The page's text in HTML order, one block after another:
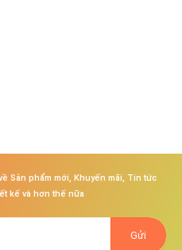
Sản phẩm mới, Khuyến mãi, Tin tức
kế và hơn thế nữa